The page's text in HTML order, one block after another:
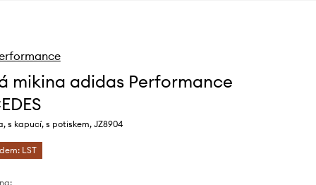
mikina adidas Performance
s kapucí, s potiskem, JZ8904
LST